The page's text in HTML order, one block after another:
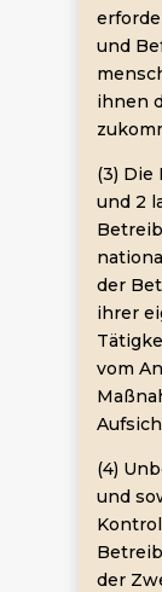
und
ihnen
(3) Die
und 2
der
ihrer
vom
(4)
und
der